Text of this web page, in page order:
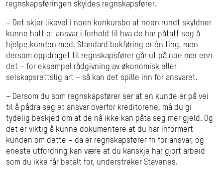
regnskapsføringen skyldes regnskapsfører.
– Det skjer likevel i noen konkursbo at noen rundt skyldner
kunne hatt et ansvar i forhold til hva de har påtatt seg å
hjelpe kunden med. Standard bokføring er én ting, men
dersom oppdraget til regnskapsfører går ut på noe mer enn
det – for eksempel rådgivning av økonomisk eller
selskapsrettslig art – så kan det spille inn for ansvaret.
– Dersom du som regnskapsfører ser at en kunde er på vei
til å pådra seg et ansvar overfor kreditorene, må du gi
tydelig beskjed om at de nå ikke kan påta seg mer gjeld. Og
det er viktig å kunne dokumentere at du har informert
kunden om dette – da er regnskapsfører fri for ansvar, og
eneste utfordring kan være at du kanskje har gjort arbeid
som du ikke får betalt for, understreker Stavenes.